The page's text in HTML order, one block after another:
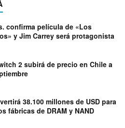
confirma película de «Los
y Jim Carrey será protagonista
2 subirá de precio en Chile a
38.100 millones de USD para
fábricas de DRAM y NAND